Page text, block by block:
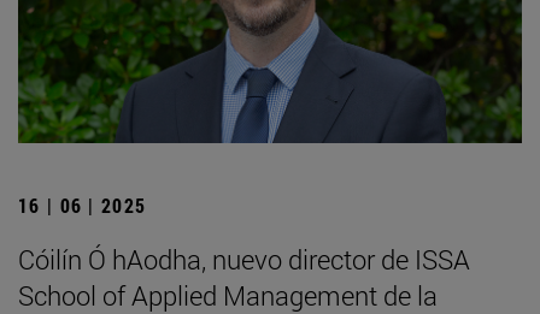
16 | 06 | 2025
Cóilín Ó hAodha, nuevo director de ISSA
School of Applied Management de la